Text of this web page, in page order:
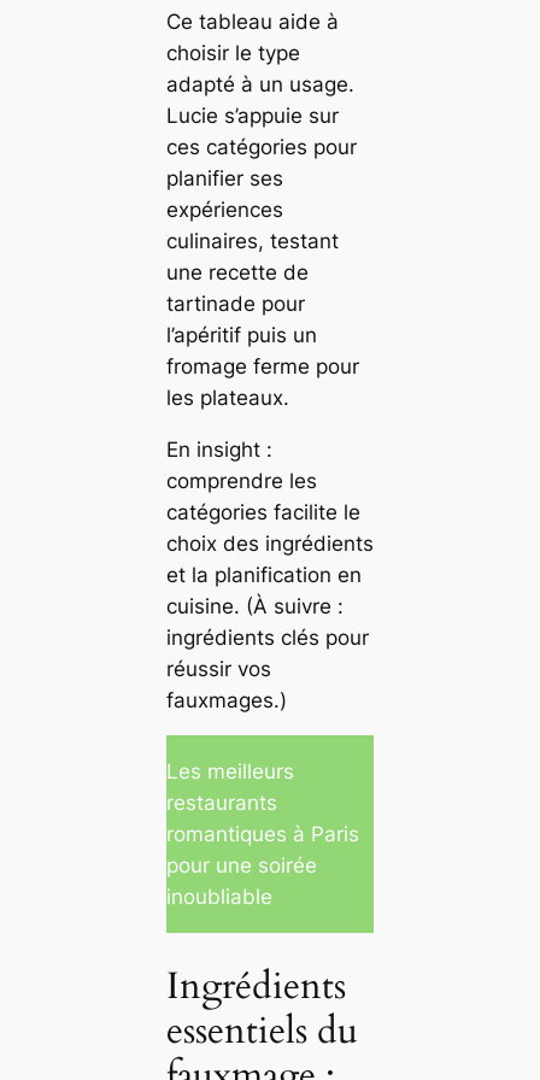
Ce tableau aide à
choisir le type
adapté à un usage.
Lucie s’appuie sur
ces catégories pour
planifier ses
expériences
culinaires, testant
une recette de
tartinade pour
l’apéritif puis un
fromage ferme pour
les plateaux.
En insight :
comprendre les
catégories facilite le
choix des ingrédients
et la planification en
cuisine. (À suivre :
ingrédients clés pour
réussir vos
fauxmages.)
Les meilleurs
restaurants
romantiques à Paris
pour une soirée
inoubliable
Ingrédients
essentiels du